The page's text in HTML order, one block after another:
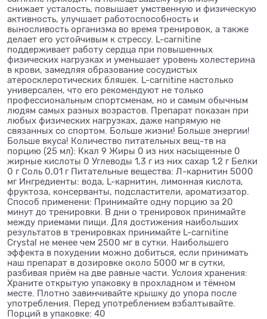
снижает усталость, повышает умственную и физическую
активность, улучшает работоспособность и
выносливость организма во время тренировок, а также
делает его устойчивым к стрессу. L-carnitine
поддерживает работу сердца при повышенных
физических нагрузках и уменьшает уровень холестерина
в крови, замедляя образование сосудистых
атеросклеротических бляшек. L-сarnitine настолько
универсален, что его рекомендуют не только
профессиональным спортсменам, но и самым обычным
людям самых разных возрастов. Препарат показан при
любых физических нагрузках, даже напрямую не
связанных со спортом. Больше жизни! Больше энергии!
Больше вкуса! Количество питательных вещ-тв на
порцию (25 мл): Ккал 9 Жиры 0 из них насыщенные 0
жирные кислоты 0 Углеводы 1,3 г из них сахар 1,2 г Белки
0 г Соль 0,01 г Питательные вещества: Л-карнитин 5000
мг Ингредиенты: вода, L-карнитин, лимонная кислота,
фруктоза, консерванты, подсластители, ароматизатор.
Способ применени: Принимайте одну порцию за 20
минут до тренировки. В дни о тренировок принимайте
между приемами пищи. Для достижения наибольших
результатов в тренировках принимайте L-carnitine
Crystal не менее чем 2500 мг в сутки. Наибольшего
эффекта в похудении можно добиться, если принимать
наш препарат в дозировке около 5000 мг в сутки,
разбивая приём на две равные части. Услоия хранения:
Храните открытую упаковку в прохладном и тёмном
месте. Плотно завинчивайте крышку до упора после
употребления. Перед употреблением взбалтывайте.
Порций в упаковке: 40